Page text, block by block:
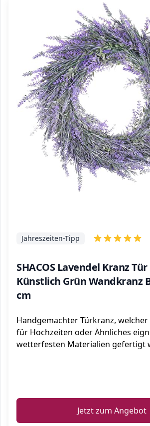
SHACOS Lavendel Kranz
Künstlich Grün Wandkranz
cm
Jahreszeiten-Tipp
Handgemachter Türkranz,
für Hochzeiten oder Ähnliches
wetterfesten Materialien gefertigt
Jetzt zum Angebot